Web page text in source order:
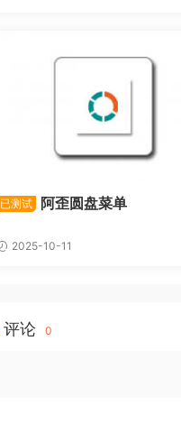
已测试 阿歪圆盘菜单
2025-10-11
评论 0